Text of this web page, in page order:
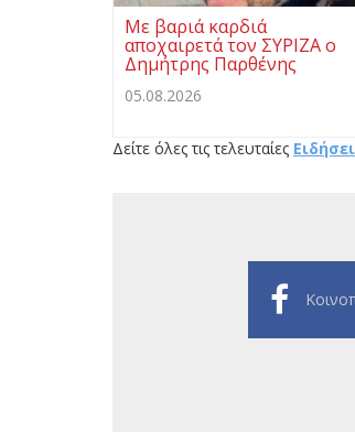
Με βαριά καρδιά
αποχαιρετά τον ΣΥΡΙΖΑ ο
Δημήτρης Παρθένης
05.08.2026
Δείτε όλες τις τελευταίες